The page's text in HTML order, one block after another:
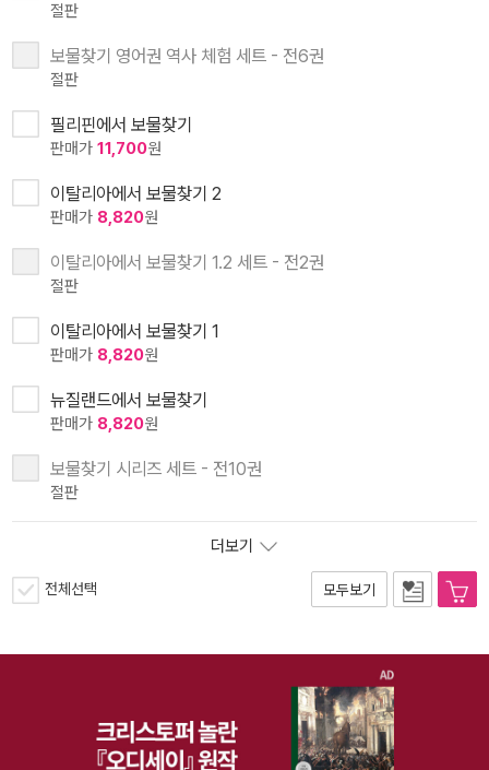
절판
보물찾기 영어권 역사 체험 세트 - 전6권
절판
필리핀에서 보물찾기
판매가 11,700원
이탈리아에서 보물찾기 2
판매가 8,820원
이탈리아에서 보물찾기 1.2 세트 - 전2권
절판
이탈리아에서 보물찾기 1
판매가 8,820원
뉴질랜드에서 보물찾기
판매가 8,820원
보물찾기 시리즈 세트 - 전10권
절판
더보기
전체선택 모두보기